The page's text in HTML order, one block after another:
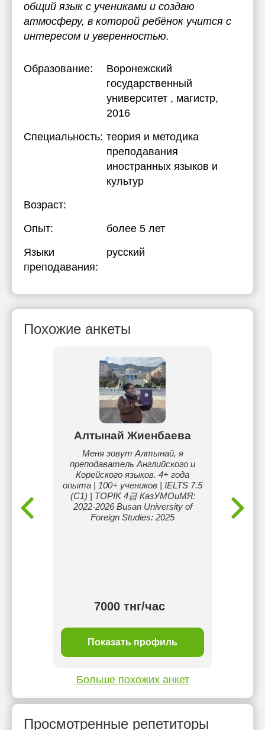
общий язык с учениками и создаю
атмосферу, в которой ребёнок учится с
интересом и уверенностью.
Образование:
Воронежский
государственный
университет , магистр,
2016
Специальность: теория и методика
преподавания
иностранных языков и
культур
Возраст:
Опыт:
более 5 лет
Языки
преподавания:
русский
Похожие анкеты
в
Алтынай Жиенбаева
Меня зовут Алтынай, я
преподаватель Английского и
Корейского языков. 4+ года
опыта | 100+ учеников | IELTS 7.5
(C1) | TOPIK 4급 КазУМОиМЯ:
2022-2026 Busan University of
Foreign Studies: 2025
7000 тнг/час
Показать профиль
Больше похожих анкет
Просмотренные репетиторы